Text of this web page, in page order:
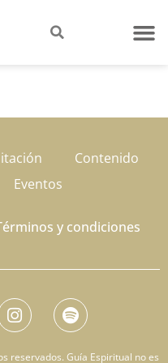
Contenido
Eventos
y condiciones
reservados. Guía Espiritual no es